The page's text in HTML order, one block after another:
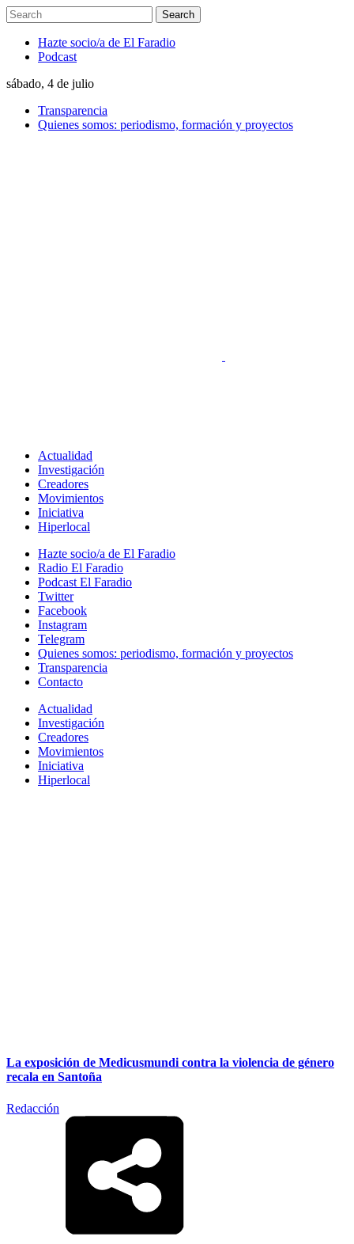
Hazte socio/a de El Faradio
Podcast
sábado, 4 de julio
Transparencia
Quienes somos: periodismo, formación y proyectos
Actualidad
Investigación
Creadores
Movimientos
Iniciativa
Hiperlocal
Hazte socio/a de El Faradio
Radio El Faradio
Podcast El Faradio
Twitter
Facebook
Instagram
Telegram
Quienes somos: periodismo, formación y proyectos
Transparencia
Contacto
Actualidad
Investigación
Creadores
Movimientos
Iniciativa
Hiperlocal
La exposición de Medicusmundi contra la violencia de género
recala en Santoña
Redacción